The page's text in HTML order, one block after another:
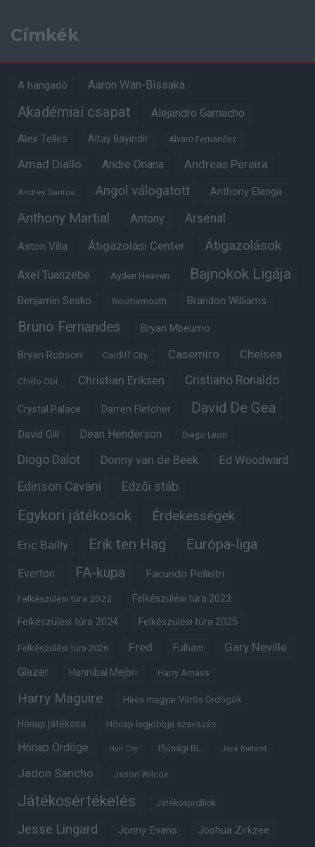
Címkék
A hangadó Aaron Wan-Bissaka
Akadémiai csapat Alejandro Garnacho
Alex Telles Altay Bayindir Alvaro Fernandez
Amad Diallo Andre Onana Andreas Pereira
Andrey Santos Angol válogatott Anthony Elanga
Anthony Martial Antony Arsenal
Aston Villa Átigazolási Center Átigazolások
Axel Tuanzebe Ayden Heaven Bajnokok Ligája
Benjamin Sesko Bournemouth Brandon Williams
Bruno Fernandes Bryan Mbeumo
Bryan Robson Cardiff City Casemiro Chelsea
Chido Obi Christian Eriksen Cristiano Ronaldo
Crystal Palace Darren Fletcher David De Gea
David Gill Dean Henderson Diego Leon
Diogo Dalot Donny van de Beek Ed Woodward
Edinson Cavani Edzői stáb
Egykori játékosok Érdekességek
Eric Bailly Erik ten Hag Európa-liga
Everton FA-kupa Facundo Pellistri
Felkészülési túra 2022 Felkészülési túra 2023
Felkészülési túra 2024 Felkészülési túra 2025
Felkészülési túra 2026 Fred Fulham Gary Neville
Glazer Hannibal Mejbri Harry Amass
Harry Maguire Híres magyar Vörös Ördögök
Hónap játékosa Hónap legjobbja szavazás
Hónap Ördöge Hull City Ifjúsági BL Jack Butland
Jadon Sancho Jason Wilcox
Játékosértékelés Játékosprofilok
Jesse Lingard Jonny Evans Joshua Zirkzee